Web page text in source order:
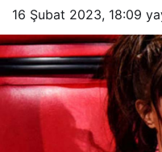
16 Şubat 2023, 18:09